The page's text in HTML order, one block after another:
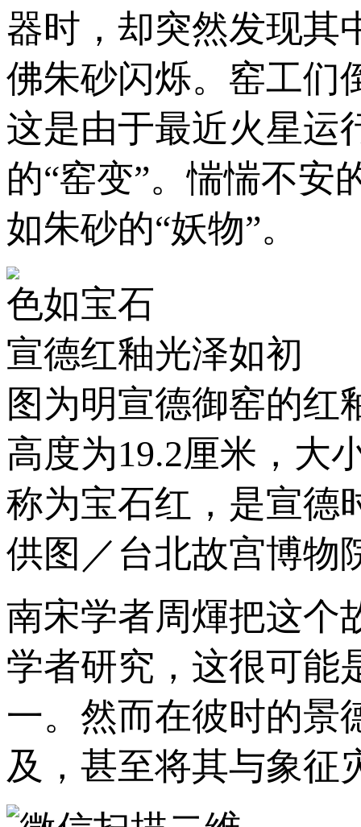
器时，却突然发现
佛朱砂闪烁。窑工们
这是由于最近火星运
的“窑变”。惴惴不安
如朱砂的“妖物”。
色如宝石
宣德红釉光泽如初
图为明宣德御窑的
高度为19.2厘米，大
称为宝石红，是宣德
供图／台北故宫博物
南宋学者周煇把这个
学者研究，这很可能
一。然而在彼时的景
及，甚至将其与象征